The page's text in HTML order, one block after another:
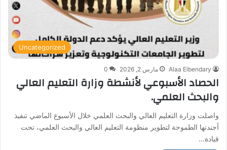
Uncategorized
Alaa Elbendary مارس 2, 2026 0
الحصاد الأسبوعي لأنشطة وزارة التعليم العالي
والبحث العلمي.
واصلت وزارة التعليم العالي والبحث العلمي خلال الأسبوع الماضي تنفيذ
أجندتها الطموحة لتطوير منظومة التعليم العالي والبحث العلمي، تحت
قيادة…